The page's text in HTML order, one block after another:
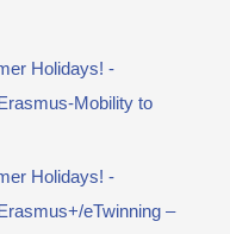
Holidays! -
Erasmus-Mobility to
Holidays! -
Erasmus+/eTwinning –